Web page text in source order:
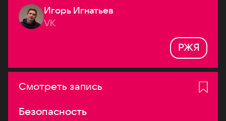
Игорь Игнатьев
VK
РЖЯ
Смотреть запись
Безопасность